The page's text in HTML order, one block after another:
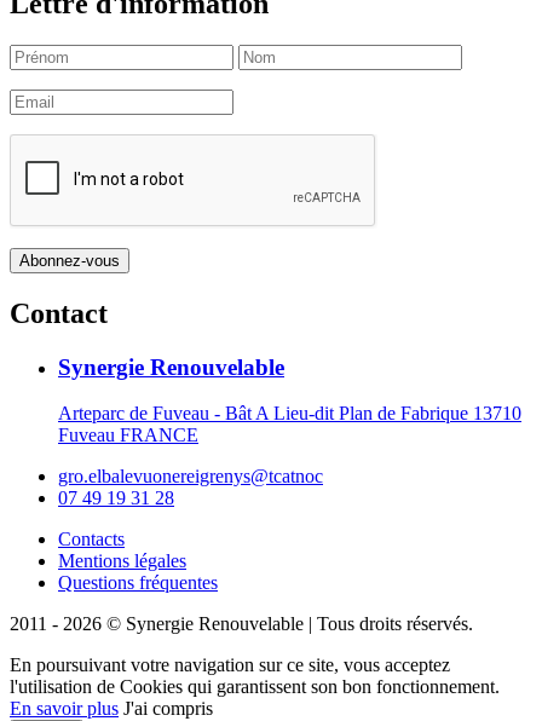
Contact
Synergie Renouvelable
Arteparc de Fuveau - Bât A Lieu-dit Plan de Fabrique 13710
Fuveau FRANCE
gro.elbalevuonereigrenys@tcatnoc
07 49 19 31 28
Contacts
Mentions légales
Questions fréquentes
2011 - 2026 © Synergie Renouvelable | Tous droits réservés.
En poursuivant votre navigation sur ce site, vous acceptez
l'utilisation de Cookies qui garantissent son bon fonctionnement.
En savoir plus J'ai compris